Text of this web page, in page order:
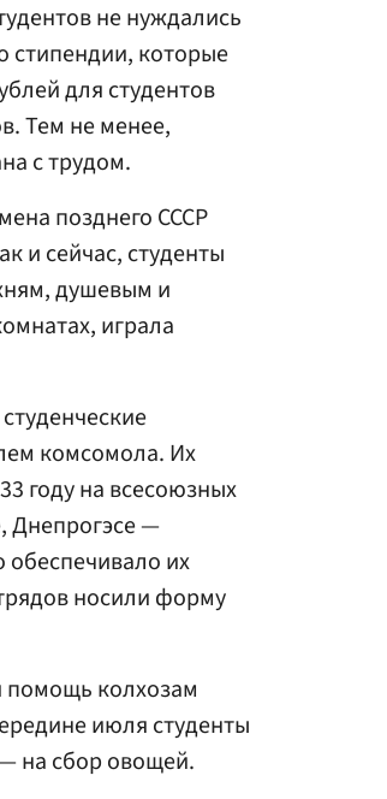
не нуждались
стипендии, которые
для студентов
Тем не менее,
с трудом.
позднего СССР
и сейчас, студенты
душевым и
играла
комсомола. Их
году на всесоюзных
Днепрогэсе —
обеспечивало их
носили форму
помощь колхозам
июля студенты
на сбор овощей.